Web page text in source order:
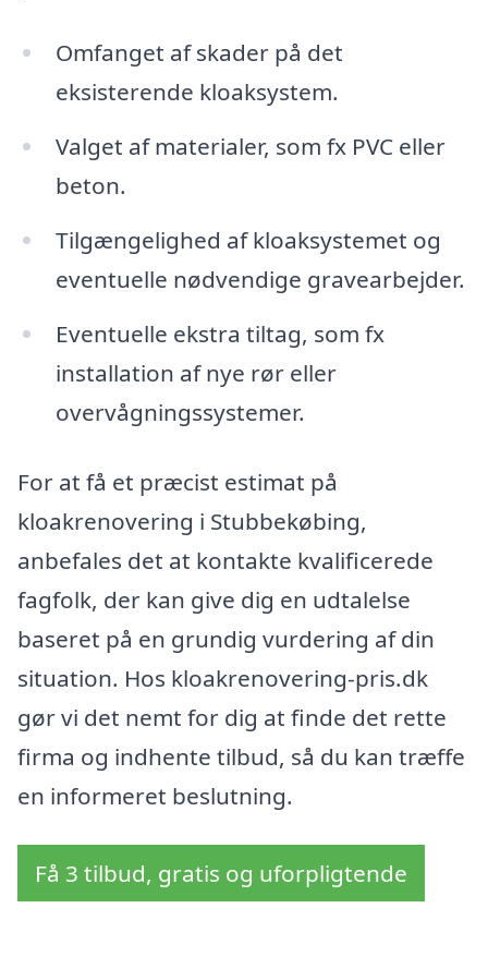
Omfanget af skader på det
eksisterende kloaksystem.
Valget af materialer, som fx PVC eller
beton.
Tilgængelighed af kloaksystemet og
eventuelle nødvendige gravearbejder.
Eventuelle ekstra tiltag, som fx
installation af nye rør eller
overvågningssystemer.
For at få et præcist estimat på
kloakrenovering i Stubbekøbing,
anbefales det at kontakte kvalificerede
fagfolk, der kan give dig en udtalelse
baseret på en grundig vurdering af din
situation. Hos kloakrenovering-pris.dk
gør vi det nemt for dig at finde det rette
firma og indhente tilbud, så du kan træffe
en informeret beslutning.
Få 3 tilbud, gratis og uforpligtende